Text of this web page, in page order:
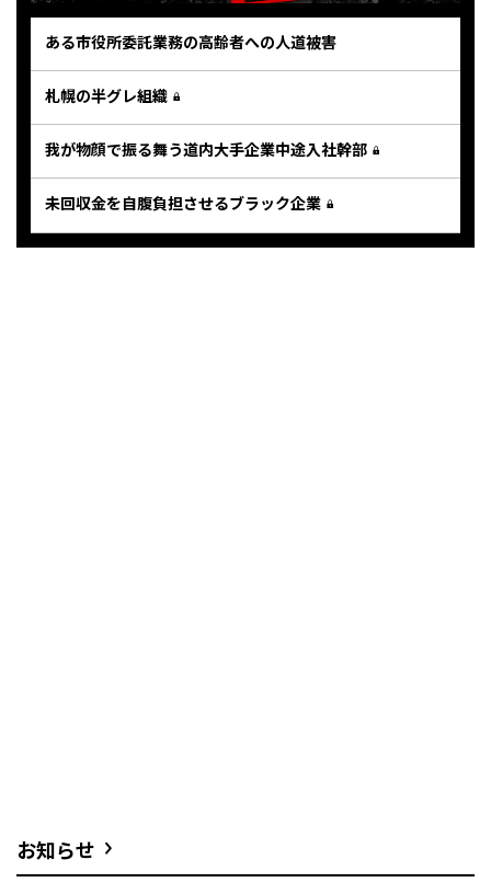
ある市役所委託業務の高齢者への人道被害
札幌の半グレ組織
我が物顔で振る舞う道内大手企業中途入社幹部
未回収金を自腹負担させるブラック企業
お知らせ